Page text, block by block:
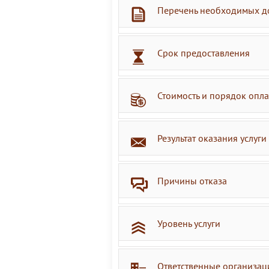
Перечень необходимых
Срок предоставления
Стоимость и порядок
Результат оказания услуги
Причины отказа
Уровень услуги
Ответственные